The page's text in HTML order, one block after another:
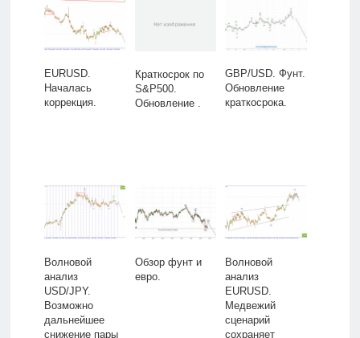
EURUSD.
Началась
коррекция.
Краткосрок по
S&P500.
Обновление .
GBP/USD. Фунт.
Обновление
краткосрока.
Волновой
анализ
USD/JPY.
Возможно
дальнейшее
снижение пары
Обзор фунт и
евро.
Волновой
анализ
EURUSD.
Медвежий
сценарий
сохраняет